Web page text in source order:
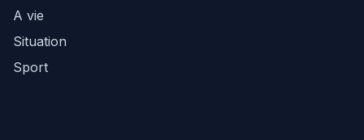
A vie
Situation
Sport